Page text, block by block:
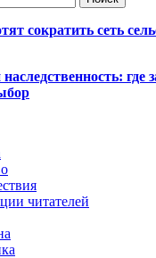
сократить сеть
где
читателей